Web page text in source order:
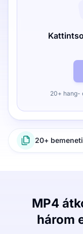
20+ hang-
20+
MP4
három